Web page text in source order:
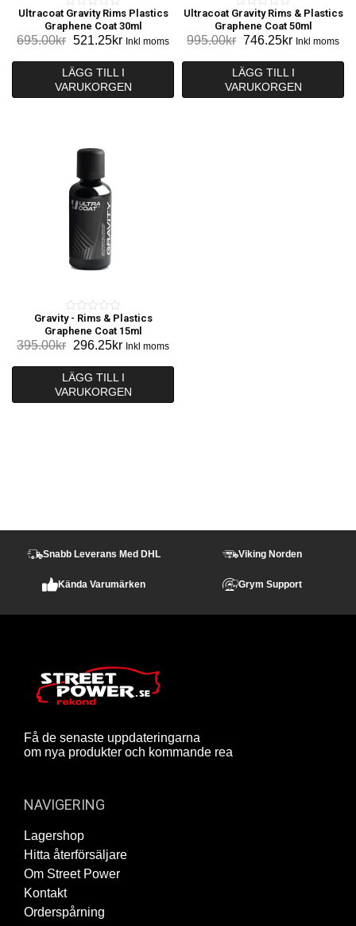
0
o
t
o
f
Ultracoat Gravity Rims Plastics
Graphene Coat 30ml
695.00kr Det
priset
var:
521.25krDet
priset
är:
Inkl moms
LÄGG TILL I
VARUKORGEN
0
o
t
o
f
Ultracoat Gravity Rims & Plastics
Graphene Coat 50ml
995.00kr Det
priset
var:
746.25krDet
priset
är:
Inkl moms
LÄGG TILL I
VARUKORGEN
0
o
t
o
f
Gravity - Rims & Plastics
Graphene Coat 15ml
395.00kr Det
priset
var:
296.25krDet
priset
är:
Inkl moms
LÄGG TILL I
VARUKORGEN
Snabb Leverans Med DHL Viking Norden
Kända Varumärken Grym Support
Få de senaste uppdateringarna
om nya produkter och kommande rea
NAVIGERING
Lagershop
Hitta återförsäljare
Om Street Power
Kontakt
Orderspårning